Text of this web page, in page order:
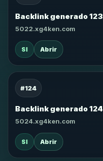
Backlink generado 123
5022.xg4ken.com
SI Abrir
#124
Backlink generado 124
5024.xg4ken.com
SI Abrir